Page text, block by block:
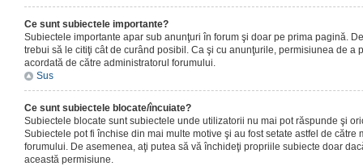
Ce sunt subiectele importante?
Subiectele importante apar sub anunţuri în forum şi doar pe prima pagină.
trebui să le citiţi cât de curând posibil. Ca şi cu anunţurile, permisiunea de a
acordată de către administratorul forumului.
Sus
Ce sunt subiectele blocate/încuiate?
Subiectele blocate sunt subiectele unde utilizatorii nu mai pot răspunde şi
Subiectele pot fi închise din mai multe motive şi au fost setate astfel de către
forumului. De asemenea, aţi putea să vă închideţi propriile subiecte doar
această permisiune.